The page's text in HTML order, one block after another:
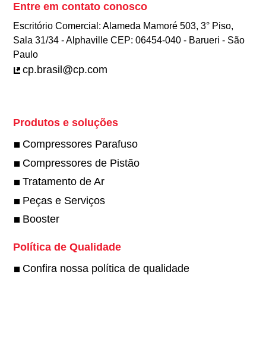
Entre em contato conosco
Escritório Comercial: Alameda Mamoré 503, 3° Piso,
Sala 31/34 - Alphaville CEP: 06454-040 - Barueri - São
Paulo
cp.brasil@cp.com
Produtos e soluções
Compressores Parafuso
Compressores de Pistão
Tratamento de Ar
Peças e Serviços
Booster
Política de Qualidade
Confira nossa política de qualidade